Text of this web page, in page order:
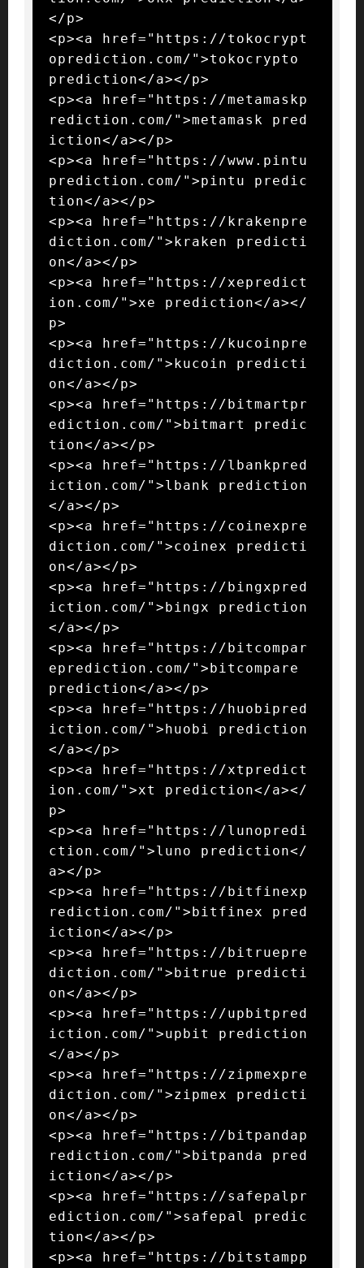
</p>
<p><a href="https://tokocrypt
oprediction.com/">tokocrypto
prediction</a></p>
<p><a href="https://metamaskp
rediction.com/">metamask pred
iction</a></p>
<p><a href="https://www.pintu
prediction.com/">pintu predic
tion</a></p>
<p><a href="https://krakenpre
diction.com/">kraken predicti
on</a></p>
<p><a href="https://xepredict
ion.com/">xe prediction</a></
p>
<p><a href="https://kucoinpre
diction.com/">kucoin predicti
on</a></p>
<p><a href="https://bitmartpr
ediction.com/">bitmart predic
tion</a></p>
<p><a href="https://lbankpred
iction.com/">lbank prediction
</a></p>
<p><a href="https://coinexpre
diction.com/">coinex predicti
on</a></p>
<p><a href="https://bingxpred
iction.com/">bingx prediction
</a></p>
<p><a href="https://bitcompar
eprediction.com/">bitcompare
prediction</a></p>
<p><a href="https://huobipred
iction.com/">huobi prediction
</a></p>
<p><a href="https://xtpredict
ion.com/">xt prediction</a></
p>
<p><a href="https://lunopredi
ction.com/">luno prediction</
a></p>
<p><a href="https://bitfinexp
rediction.com/">bitfinex pred
iction</a></p>
<p><a href="https://bitruepre
diction.com/">bitrue predicti
on</a></p>
<p><a href="https://upbitpred
iction.com/">upbit prediction
</a></p>
<p><a href="https://zipmexpre
diction.com/">zipmex predicti
on</a></p>
<p><a href="https://bitpandap
rediction.com/">bitpanda pred
iction</a></p>
<p><a href="https://safepalpr
ediction.com/">safepal predic
tion</a></p>
<p><a href="https://bitstampp